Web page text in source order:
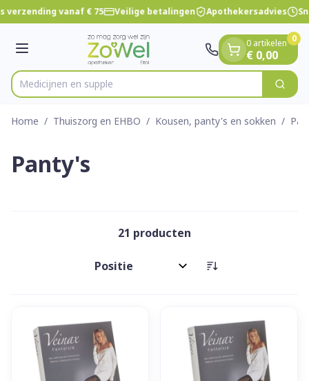
Ga naar de inhoud
1 van 1
verzending vanaf € 75 Veilige betalingen Apothekersadvies
Menu
Product, merk, categorie...
Me Zoek
0 artikelen
€ 0,00
0
Home / Thuiszorg en EHBO / Kousen, panty's en sokken /
Panty's
21 producten
Sorteer op: